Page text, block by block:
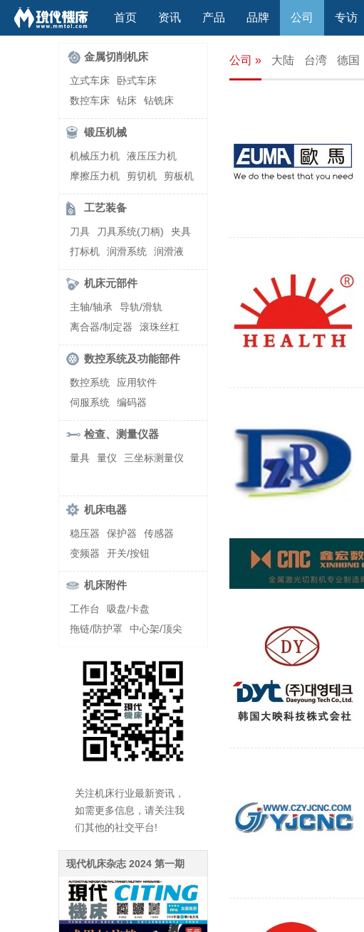
首页 资讯 产品 品牌 公司 专访
金属切削机床
立式车床
卧式车床
数控车床
钻床
钻铣床
立式镗(铣)床
卧式镗(铣)床
龙门铣镗床
立式铣床
卧式铣床
雕刻机
平面磨床
外圆磨床
内圆磨床
龙门磨床
滚齿机\铣齿机
刨床
带锯床
车削加工中心
立式加工中心
卧式加工中心
龙门加工中心
激光快速成型
组合机床
螺纹加工机床
锻压机械
机械压力机
液压压力机
摩擦压力机
剪切机
剪板机
自动锻压机
折弯机
弯管机
快速成型机
工艺装备
刀具 刀具系统(刀柄)
夹具
打标机
润滑系统
润滑液
切削液
刃磨机
机床元部件
主轴/轴承
导轨/滑轨
离合器/制定器
滚珠丝杠
齿轮/减速器
数控系统及功能部件
数控系统
应用软件
伺服系统
编码器
检查、测量仪器
量具 量仪 三坐标测量仪
机床电器
稳压器 保护器
传感器
变频器
开关/按钮
机床附件
工作台
吸盘/卡盘
拖链/防护罩
中心架/顶尖
关注机床行业最新资讯，
如需更多信息，请关注我
们其他的社交平台!
现代机床杂志 2024 第一期
公司 » 大陆 台湾 德国